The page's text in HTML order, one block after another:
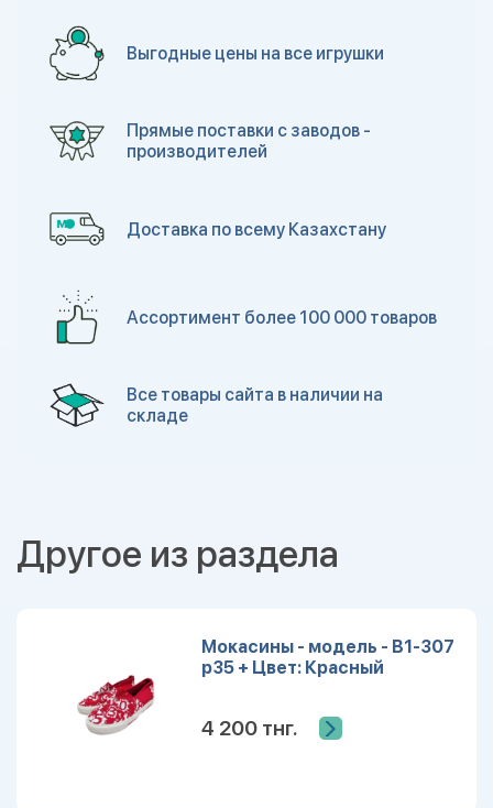
Выгодные цены на все игрушки
Прямые поставки с заводов -
производителей
Доставка по всему Казахстану
Ассортимент более 100 000 товаров
Все товары сайта в наличии на
складе
Другое из раздела
Мокасины - модель - B1-307
р35 + Цвет: Красный
4 200 тнг.